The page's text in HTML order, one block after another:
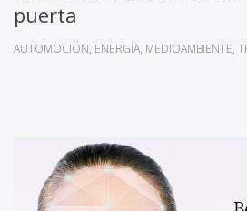
puerta
AUTOMOCIÓN ENERGÍA MEDIOAMBIENTE